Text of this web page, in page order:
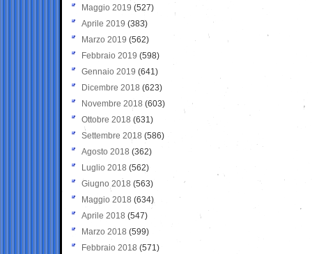
Maggio 2019 (527)
Aprile 2019 (383)
Marzo 2019 (562)
Febbraio 2019 (598)
Gennaio 2019 (641)
Dicembre 2018 (623)
Novembre 2018 (603)
Ottobre 2018 (631)
Settembre 2018 (586)
Agosto 2018 (362)
Luglio 2018 (562)
Giugno 2018 (563)
Maggio 2018 (634)
Aprile 2018 (547)
Marzo 2018 (599)
Febbraio 2018 (571)